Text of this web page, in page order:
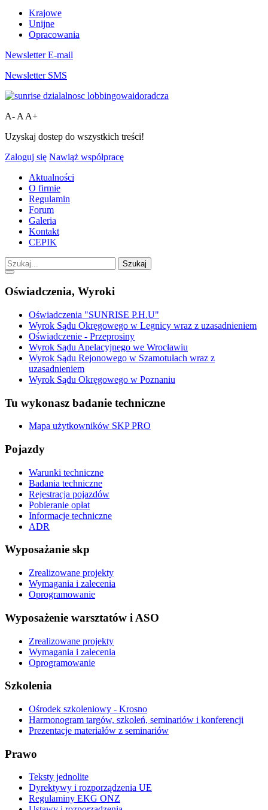
Krajowe
Unijne
Opracowania
Newsletter E-mail
Newsletter SMS
A- A A+
Uzyskaj dostep do wszystkich treści!
Zaloguj się Nawiąż współpracę
Aktualności
O firmie
Regulamin
Forum
Galeria
Kontakt
CEPIK
Szukaj
Oświadczenia, Wyroki
Oświadczenia "SUNRISE P.H.U"
Wyrok Sądu Okręgowego w Legnicy wraz z uzasadnieniem
Oświadczenie - Przeprosiny
Wyrok Sądu Apelacyjnego we Wrocławiu
Wyrok Sądu Rejonowego w Szamotułach wraz z
uzasadnieniem
Wyrok Sądu Okręgowego w Poznaniu
Tu wykonasz badanie techniczne
Mapa użytkowników SKP PRO
Pojazdy
Warunki techniczne
Badania techniczne
Rejestracja pojazdów
Pobieranie opłat
Informacje techniczne
ADR
Wyposażanie skp
Zrealizowane projekty
Wymagania i zalecenia
Oprogramowanie
Wyposażenie warsztatów i ASO
Zrealizowane projekty
Wymagania i zalecenia
Oprogramowanie
Szkolenia
Ośrodek szkoleniowy - Krosno
Harmonogram targów, szkoleń, seminariów i konferencji
Prezentacje materiałów z seminariów
Prawo
Teksty jednolite
Dyrektywy i rozporządzenia UE
Regulaminy EKG ONZ